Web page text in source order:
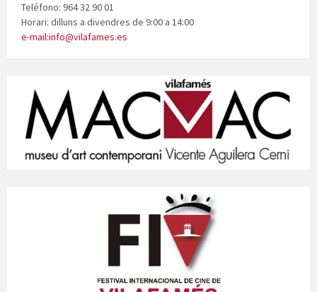
Teléfono: 964 32 90 01
Horari: dilluns a divendres de 9:00 a 14:00
e-mail:info@vilafames.es